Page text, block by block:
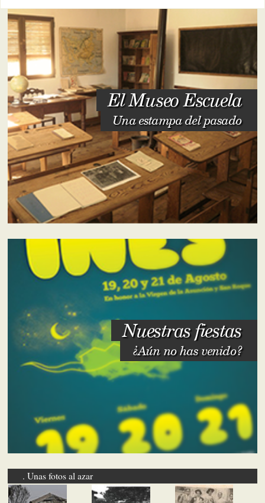
El Museo Escuela
Una estampa del pasado
Nuestras fiestas
¿Aún no has venido?
Unas fotos al azar